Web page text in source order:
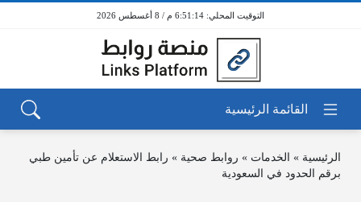
6:51:14 م / 8 أغسطس 2026
الرئيسية » الخدمات » روابط صحية » رابط الاستعلام عن تأمين طبي
برقم الحدود في السعودية